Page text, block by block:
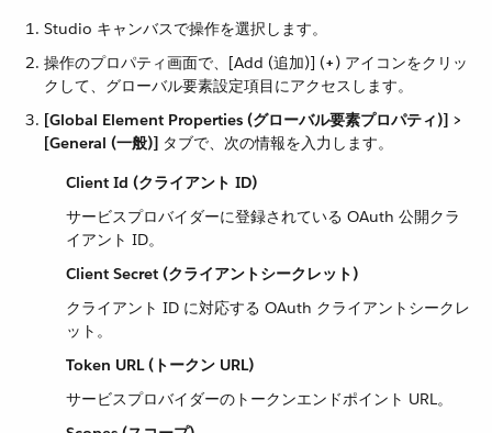
Studio キャンバスで操作を選択します。
操作のプロパティ画面で、[Add (追加)] (​+​) アイコンをクリッ
クして、グローバル要素設定項目にアクセスします。
[Global Element Properties (グローバル要素プロパティ)] >
[General (一般)] ​ タブで、次の情報を入力します。
Client Id (クライアント ID)
サービスプロバイダーに登録されている OAuth 公開クラ
イアント ID。
Client Secret (クライアントシークレット)
クライアント ID に対応する OAuth クライアントシークレ
ット。
Token URL (トークン URL)
サービスプロバイダーのトークンエンドポイント URL。